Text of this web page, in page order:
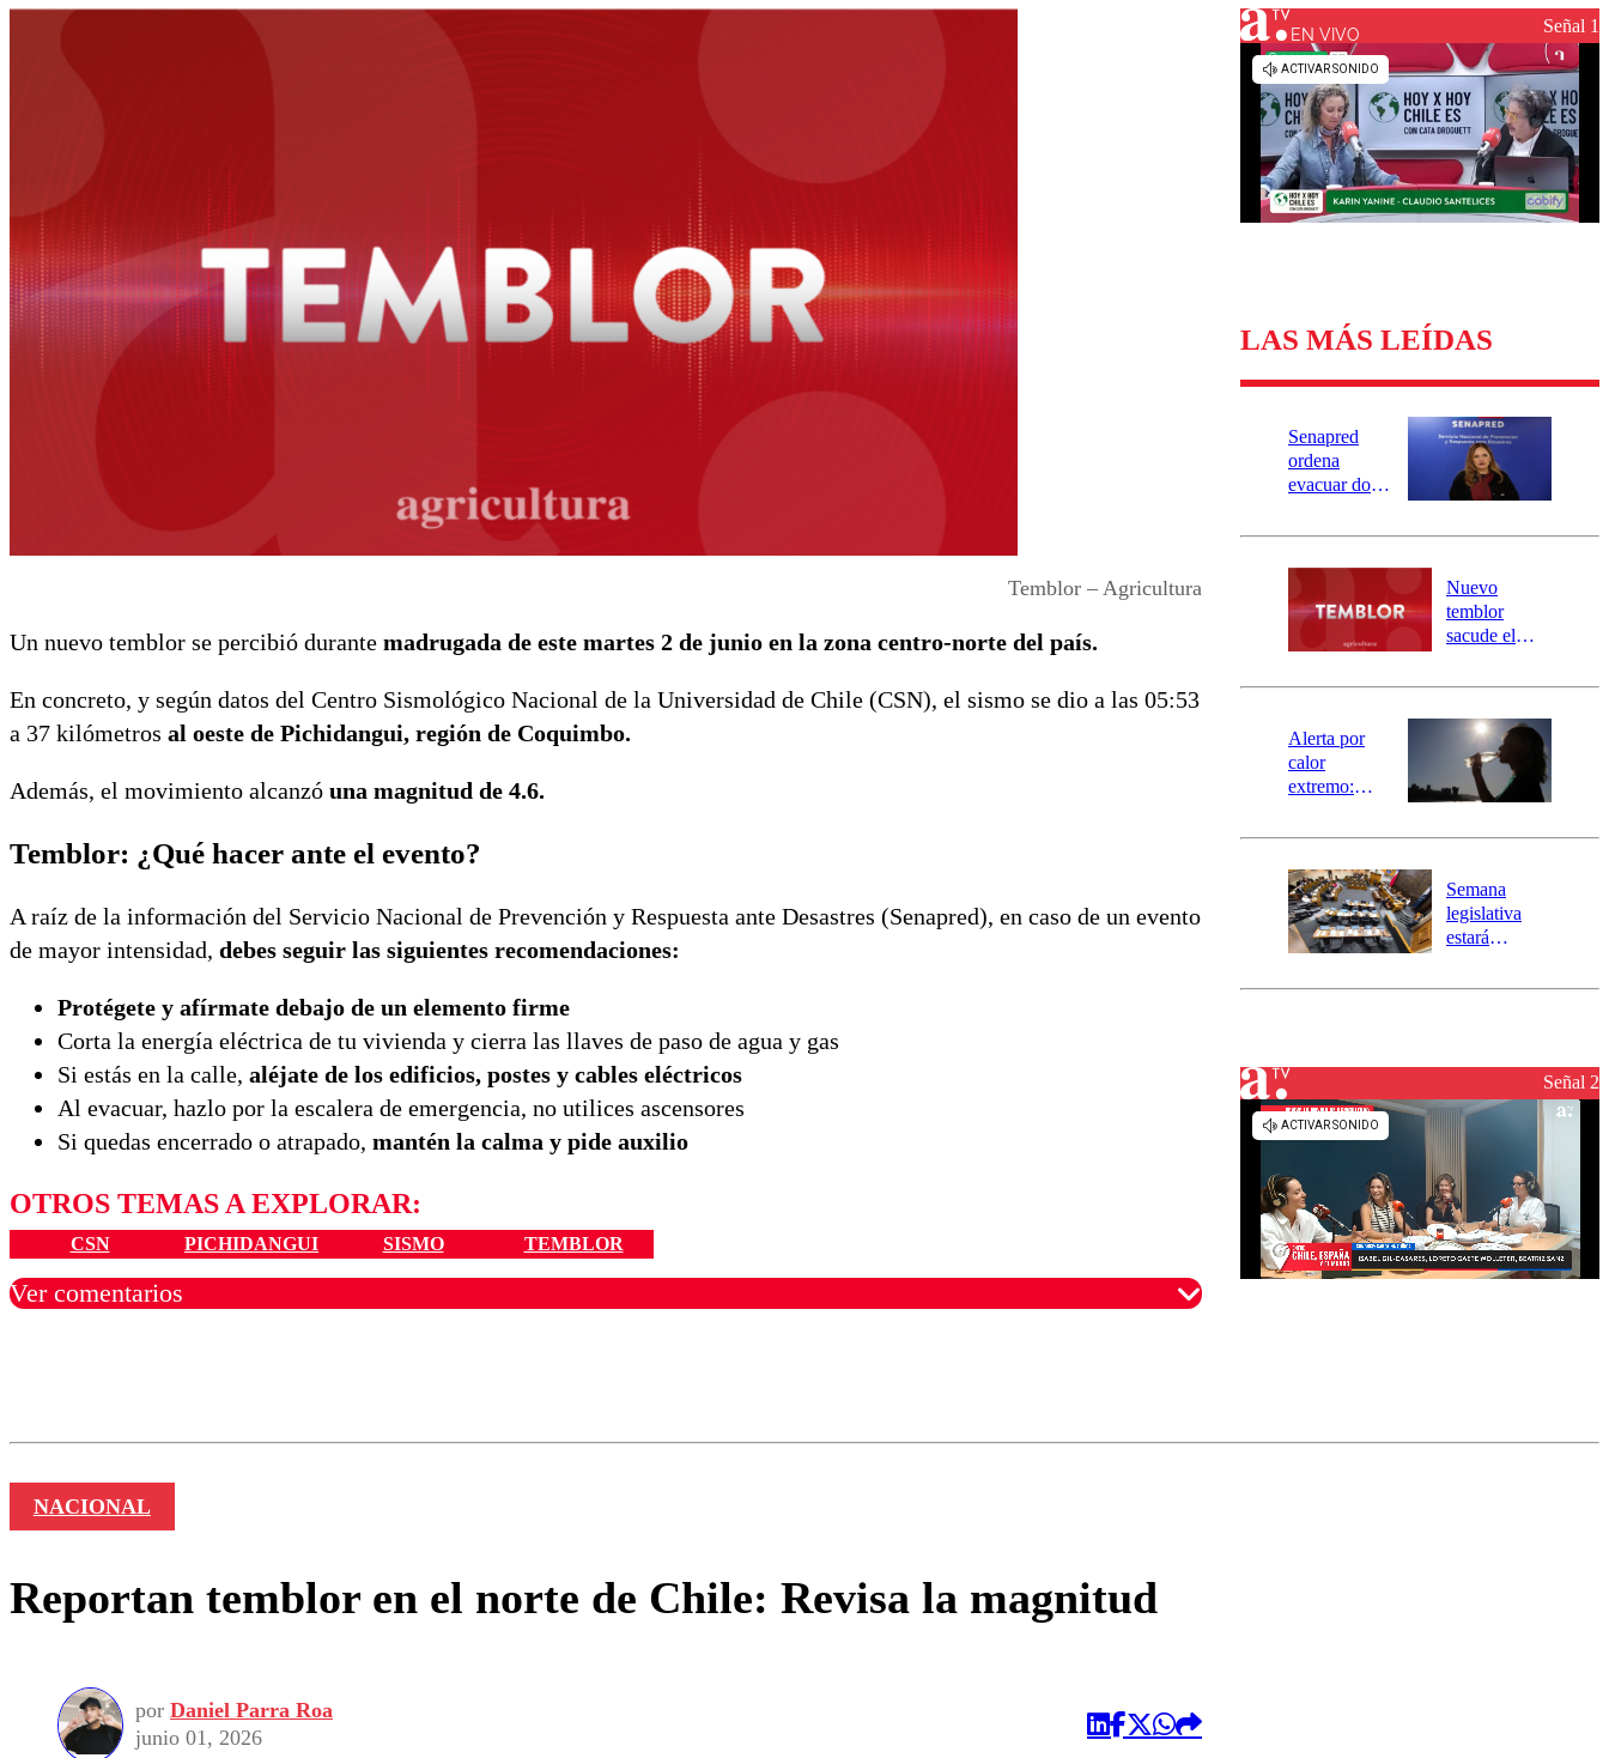
Universidad de Chile
Sustentabilidad
Temblor – Agricultura
Un nuevo temblor se percibió durante madrugada de este martes 2 de junio en la zona centro-norte del país.
En concreto, y según datos del Centro Sismológico Nacional de la Universidad de Chile (CSN), el sismo se dio a las 05:53
a 37 kilómetros al oeste de Pichidangui, región de Coquimbo.
Además, el movimiento alcanzó una magnitud de 4.6.
Temblor: ¿Qué hacer ante el evento?
A raíz de la información del Servicio Nacional de Prevención y Respuesta ante Desastres (Senapred), en caso de un evento
de mayor intensidad, debes seguir las siguientes recomendaciones:
Protégete y afírmate debajo de un elemento firme
Corta la energía eléctrica de tu vivienda y cierra las llaves de paso de agua y gas
Si estás en la calle, aléjate de los edificios, postes y cables eléctricos
Al evacuar, hazlo por la escalera de emergencia, no utilices ascensores
Si quedas encerrado o atrapado, mantén la calma y pide auxilio
OTROS TEMAS A EXPLORAR:
CSN PICHIDANGUI SISMO TEMBLOR
Ver comentarios
EN VIVO Señal 1
LAS MÁS LEÍDAS
Senapred
ordena
evacuar dos
Carahue por
río Damas:
activa
mensajería
SAE
Nuevo
temblor
sacude el
revisa la
epicentro
Alerta por
calor
extremo:
activa Alerta
Preventiva en
tres comunas
Semana
legislativa
estará
el fin de la
reconstrucciónSeñal 2
NACIONAL
Reportan temblor en el norte de Chile: Revisa la magnitud
por Daniel Parra Roa
junio 01, 2026